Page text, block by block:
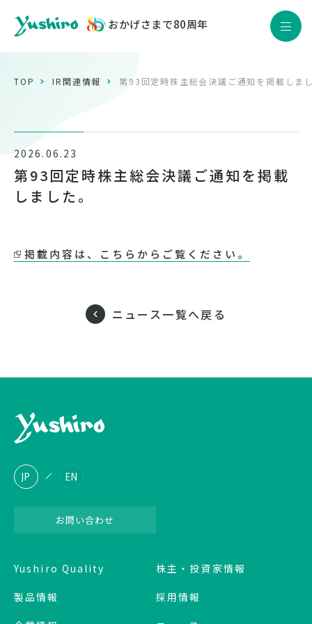
おかげさまで80周年
JP
お問い合わせ
企業情報
サステナビリティ
株主・投資家情報
TOP IR関連情報 第93回定時株主総会決議ご通知を掲載しま
2026.06.23
第93回定時株主総会決議ご通知を掲載
しました。
掲載内容は、こちらからご覧ください。
ニュース一覧へ戻る
JP EN
お問い合わせ
Yushiro Quality
製品情報
株主・投資家情報
採用情報